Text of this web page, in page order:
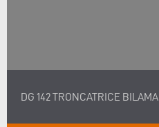
DG 142 TRONCATRICE BILAMA